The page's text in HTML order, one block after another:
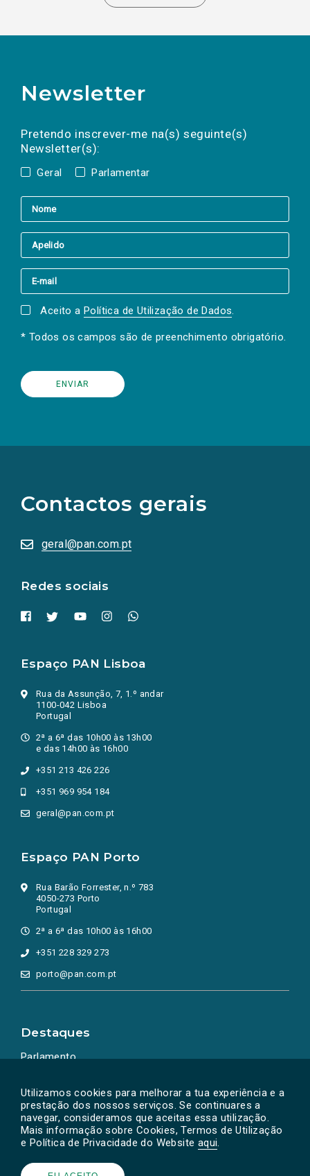
Utilizamos cookies para melhorar a tua experiência e a
prestação dos nossos serviços. Se continuares a
navegar, consideramos que aceitas essa utilização.
Mais informação sobre Cookies, Termos de Utilização
e Política de Privacidade do Website aqui.
Newsletter
Pretendo inscrever-me na(s) seguinte(s)
Newsletter(s):
Geral Parlamentar
a(s) newsletter(s).
mail
Aceito a Política de Utilização de Dados.
* Todos os campos são de preenchimento obrigatório.
Contactos gerais
geral@pan.com.pt
Redes sociais
redes
sociais
numa
nova
Espaço PAN Lisboa
Rua da Assunção, 7, 1.º andar
1100-042 Lisboa
Portugal
2ª a 6ª das 10h00 às 13h00
e das 14h00 às 16h00
+351 213 426 226
+351 969 954 184
geral@pan.com.pt
Espaço PAN Porto
Rua Barão Forrester, n.º 783
4050-273 Porto
Portugal
2ª a 6ª das 10h00 às 16h00
+351 228 329 273
porto@pan.com.pt
Destaques
Parlamento